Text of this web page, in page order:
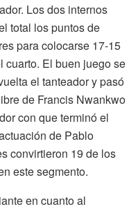
Los dos internos
total los puntos de
para colocarse 17-15
cuarto. El buen juego se
el tanteador y pasó
de Francis Nwankwo
con que terminó el
de Pablo
convirtieron 19 de los
este segmento.
en cuanto al